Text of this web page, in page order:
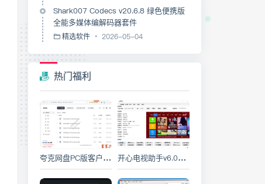
Shark007 Codecs v20.6.8 绿色便携版
全能多媒体编解码器套件
精选软件 2026-05-04
热门福利
夸克网盘PC版客户端 v3.2.2.1 绿色去广告版 开心电视助手v6.0版本-免费电视精简及软件安装工具